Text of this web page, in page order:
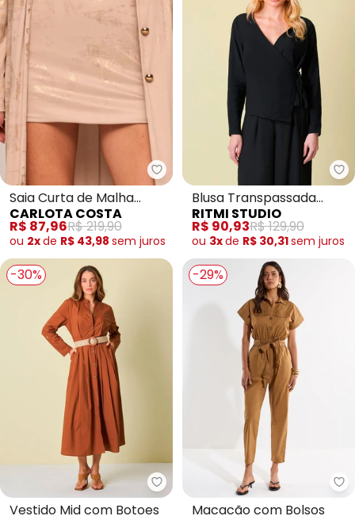
Carlota Costa - Saia Curta de
Saia Curta de Malha
Marrom
CARLOTA COSTA
R$ 87,96R$ 219,90
ou 2xde R$ 43,98 sem juros
Blusa Transpassada
Manga Longa
RITMI STUDIO
R$ 90,93R$ 129,90
ou 3xde R$ 30,31sem juros
-30%
Ritmi Studio - Vestido Mid com
Vestido Mid com Botoes
-29%
Macacão com Bolsos